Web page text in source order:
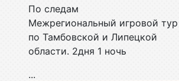
По следам
Межрегиональный игровой тур
по Тамбовской и Липецкой
области. 2дня 1 ночь
...